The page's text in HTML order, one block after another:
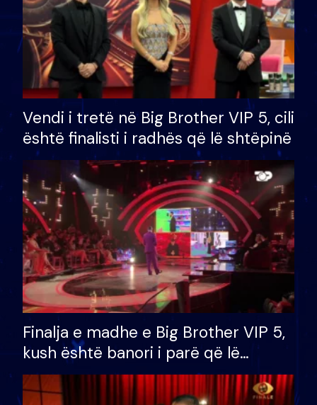
Vendi i tretë në Big Brother VIP 5, cili
është finalisti i radhës që lë shtëpinë
Finalja e madhe e Big Brother VIP 5,
kush është banori i parë që lë
shtëpinë dhe humb mundësinë për
të fituar çmimin e madh